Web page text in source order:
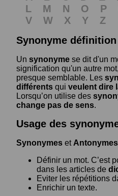
L
M N O P
V
W X Y
Z
Synonyme définition
Un synonyme se dit d'un
signification qu'un autre
presque semblable. Les
différents qui veulent dire
Lorsqu’on utilise des
change pas de sens.
Usage des
Synonymes et Antonymes
Définir un mot. C’est
dans les articles de
Eviter les répétitions
Enrichir un texte.